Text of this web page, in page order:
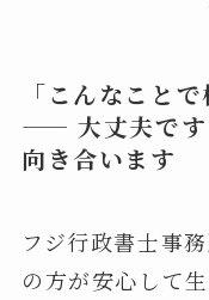
「こんなこと
—— 大丈夫です
向き合います
フジ行政書士事
の方が安心して